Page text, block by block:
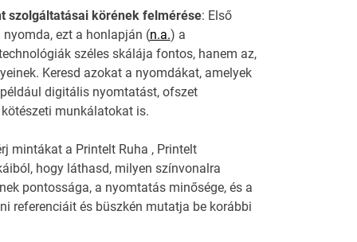
szolgáltatásai körének felmérése: Első
ezt a honlapján (n.a.) a
széles skálája fontos, hanem az,
Keresd azokat a nyomdákat, amelyek
digitális nyomtatást, ofszet
munkálatokat is.
mintákat a Printelt Ruha , Printelt
hogy láthasd, milyen színvonalra
pontossága, a nyomtatás minősége, és a
referenciáit és büszkén mutatja be korábbi